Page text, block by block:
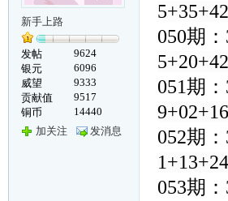
新手上路
发帖
9624
银元
6096
威望
9333
贡献值
9517
铜币
14440
加关注
发消息
050期
051期
052期
053期